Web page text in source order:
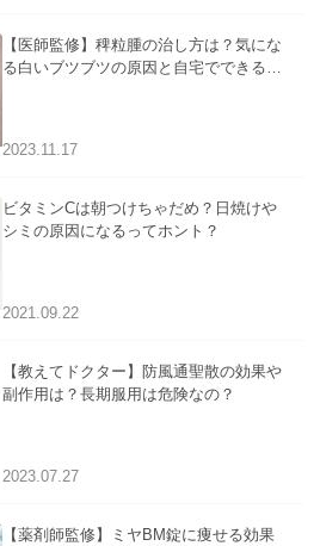
【医師監修】稗粒腫の治し方は？気にな
る白いブツブツの原因と自宅でできるケ
2023.11.17
ビタミンCは朝つけちゃだめ？日焼けや
シミの原因になるってホント？
2021.09.22
【教えてドクター】防風通聖散の効果や
副作用は？長期服用は危険なの？
2023.07.27
【薬剤師監修】ミヤBM錠に痩せる効果